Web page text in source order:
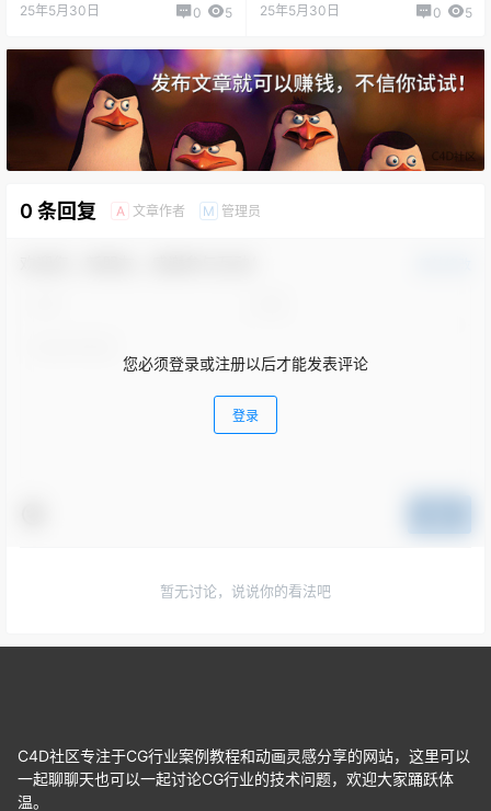
25年5月30日 0 5 25年5月30日 0 5
0 条回复 A 文章作者 M 管理员
您必须登录或注册以后才能发表评论
登录
暂无讨论，说说你的看法吧
C4D社区专注于CG行业案例教程和动画灵感分享的网站，这里可以
一起聊聊天也可以一起讨论CG行业的技术问题，欢迎大家踊跃体
温。